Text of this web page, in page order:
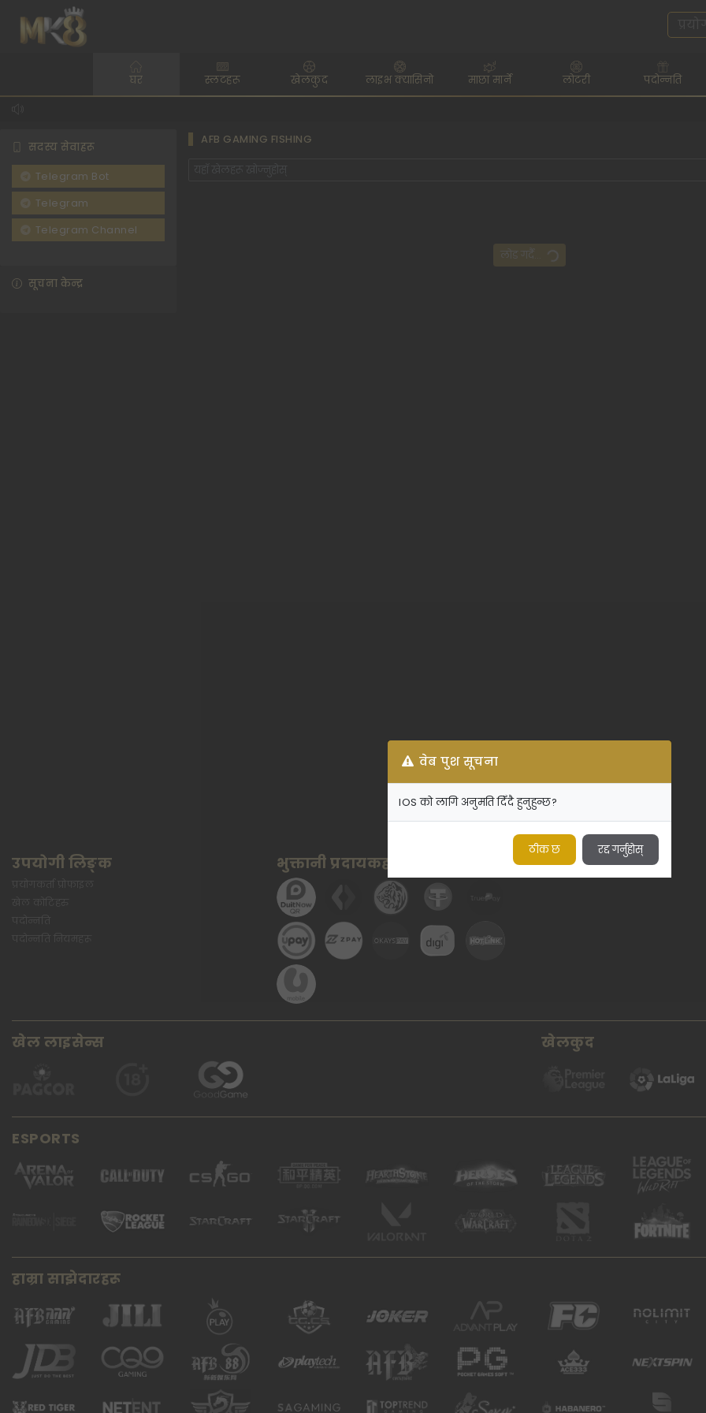
घर स्लटहरू खेलकुद लाइभ क्यासिनो माछा मार्ने लोटरी पदोन्नति
सदस्य सेवाहरू
Telegram Bot
Telegram
Telegram Channel
सूचना केन्द्र
AFB GAMING FISHING
लोड गर्दै...
उपयोगी लिङ्क
प्रयोगकर्ता प्रोफाइल
खेल कोटिहरु
पदोन्नति
पदोन्नति नियमहरू
भुक्तानी प्रदायकहरू
खेल लाइसेन्स खेलकुद
ESPORTS
हाम्रा साझेदारहरू
वेब पुश सूचना
IOS को लागि अनुमति दिँदै हुनुहुन्छ?
ठीक छ रद्द गर्नुहोस्